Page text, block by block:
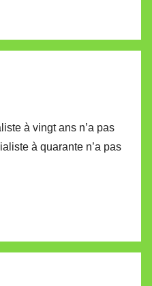
à vingt ans n’a pas
à quarante n’a pas